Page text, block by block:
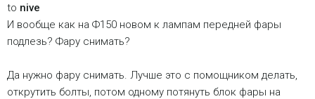
to nive
И вообще как на Ф150 новом к лампам передней фары
подлезь? Фару снимать?
Да нужно фару снимать. Лучше это с помощником делать,
открутить болты, потом одному потянуть блок фары на